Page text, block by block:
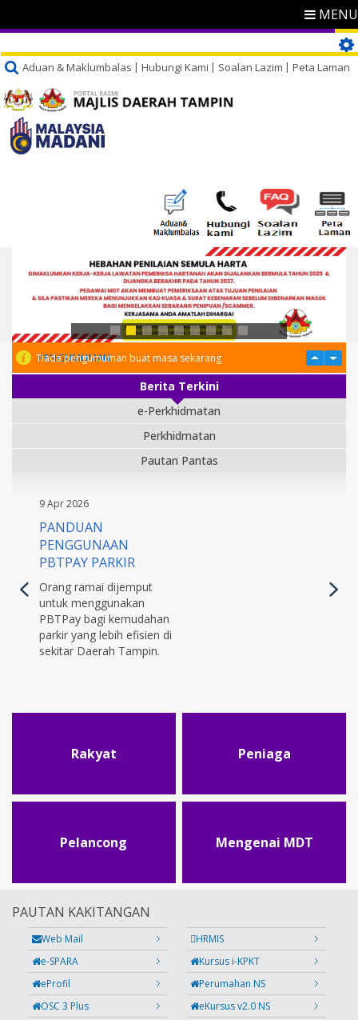
MENU
Aduan & Maklumbalas Hubungi Kami Soalan Lazim Peta Laman
PENGUMUMAN
Tiada pengumuman buat masa sekarang
Berita Terkini
e-Perkhidmatan
Perkhidmatan
Pautan Pantas
9 Apr 2026
PANDUAN
PENGGUNAAN
PBTPAY PARKIR
Orang ramai dijemput
untuk menggunakan
PBTPay bagi kemudahan
parkir yang lebih efisien di
sekitar Daerah Tampin.
Rakyat Peniaga
Pelancong Mengenai MDT
PAUTAN KAKITANGAN
Web Mail
HRMIS
e-SPARA
Kursus i-KPKT
eProfil
Perumahan NS
OSC 3 Plus
eKursus v2.0 NS